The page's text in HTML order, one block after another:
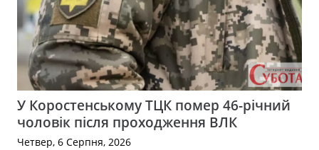
У Коростенському ТЦК помер 46-річний
чоловік після проходження ВЛК
Четвер, 6 Серпня, 2026